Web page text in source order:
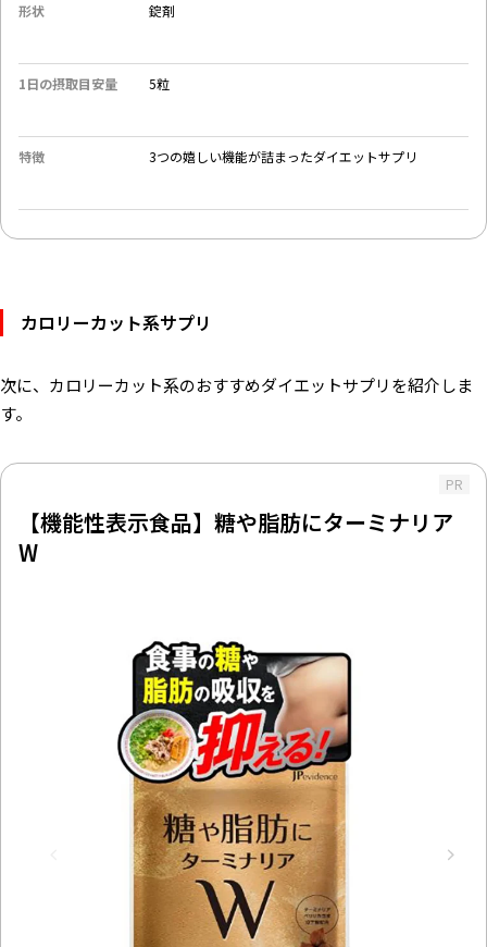
形状 錠剤
1日の摂取目安量 5粒
特徴 3つの嬉しい機能が詰まったダイエットサプリ
カロリーカット系サプリ
次に、カロリーカット系のおすすめダイエットサプリを紹介しま
す。
PR
【機能性表示食品】糖や脂肪にターミナリア
W